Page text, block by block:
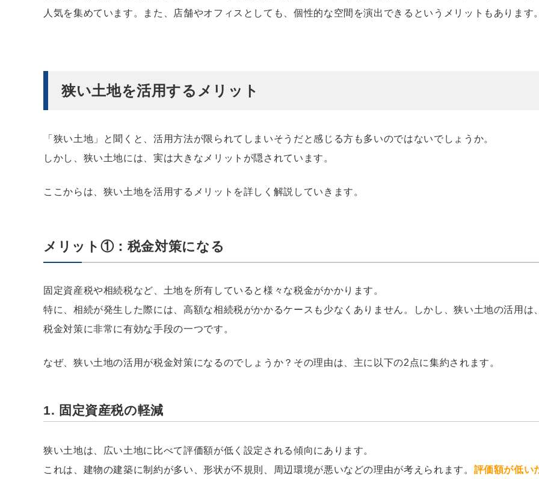
人気を集めています。また、店舗やオフィスとしても、個性的な空間を演出できるというメリットもあります。
狭い土地を活用するメリット
「狭い土地」と聞くと、活用方法が限られてしまいそうだと感じる方も多いのではないでしょうか。
しかし、狭い土地には、実は大きなメリットが隠されています。
ここからは、狭い土地を活用するメリットを詳しく解説していきます。
メリット①：税金対策になる
固定資産税や相続税など、土地を所有していると様々な税金がかかります。
特に、相続が発生した際には、高額な相続税がかかるケースも少なくありません。しかし、狭い土地の活用は
税金対策に非常に有効な手段の一つです。
なぜ、狭い土地の活用が税金対策になるのでしょうか？その理由は、主に以下の2点に集約されます。
1. 固定資産税の軽減
狭い土地は、広い土地に比べて評価額が低く設定される傾向にあります。
これは、建物の建築に制約が多い、形状が不規則、周辺環境が悪いなどの理由が考えられます。 評価額が低い